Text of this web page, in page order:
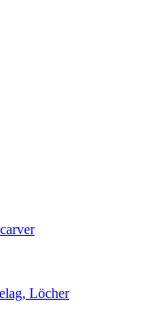
Löcher